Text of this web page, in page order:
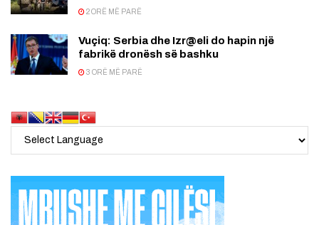
2 ORË MË PARË
Vuçiq: Serbia dhe Izr@eli do hapin një
fabrikë dronësh së bashku
3 ORË MË PARË